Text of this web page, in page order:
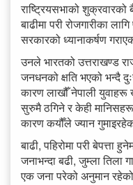
राष्ट्रियसभाको
बाढीमा परी रोजगारीका
सरकारको ध्यानाकर्षण
उनले भारतको उत्तराखण्ड
जनधनको क्षति भएको भन्दै
कारण लाखौँ नेपाली
सुरुमै ठगिने र केही
कारण कयौँले ज्यान
बाढी, पहिरोमा परी बेपत्ता
जनाभन्दा बढी, जुम्ला तिला
एक जना परेको अनुमान